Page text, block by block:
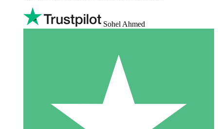
Sohel Ahmed